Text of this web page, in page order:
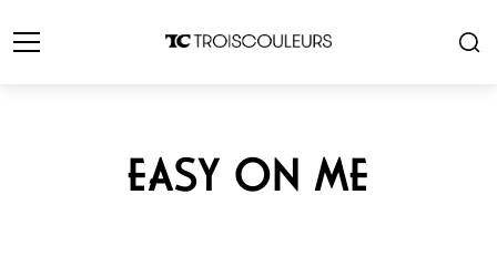
EASY ON ME